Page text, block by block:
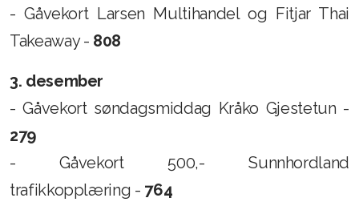
- Gåvekort Larsen Multihandel og Fitjar Thai
Takeaway - 808
3. desember
- Gåvekort søndagsmiddag Kråko Gjestetun -
279
- Gåvekort 500,- Sunnhordland
trafikkopplæring - 764